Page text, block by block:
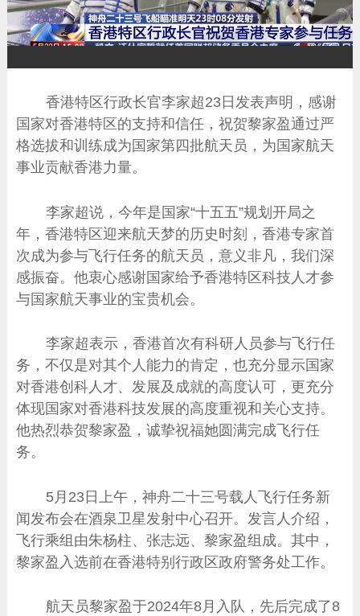
放
香港特区行政长官李家超23日发表声明，感谢
国家对香港特区的支持和信任，祝贺黎家盈通过严
格选拔和训练成为国家第四批航天员，为国家航天
事业贡献香港力量。
李家超说，今年是国家“十五五”规划开局之
年，香港特区迎来航天梦的历史时刻，香港专家首
次成为参与飞行任务的航天员，意义非凡，我们深
感振奋。他衷心感谢国家给予香港特区科技人才参
与国家航天事业的宝贵机会。
李家超表示，香港首次有科研人员参与飞行任
务，不仅是对其个人能力的肯定，也充分显示国家
对香港创科人才、发展及成就的高度认可，更充分
体现国家对香港科技发展的高度重视和关心支持。
他热烈恭贺黎家盈，诚挚祝福她圆满完成飞行任
务。
5月23日上午，神舟二十三号载人飞行任务新
闻发布会在酒泉卫星发射中心召开。发言人介绍，
飞行乘组由朱杨柱、张志远、黎家盈组成。其中，
黎家盈入选前在香港特别行政区政府警务处工作。
航天员黎家盈于2024年8月入队，先后完成了8